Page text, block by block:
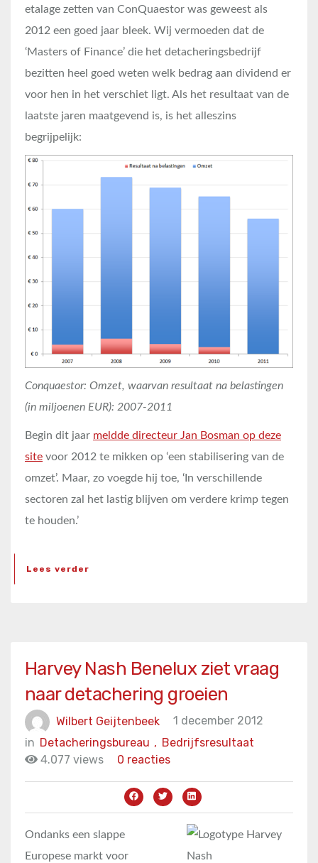
etalage zetten van ConQuaestor was geweest als
2012 een goed jaar bleek. Wij vermoeden dat de
‘Masters of Finance’ die het detacheringsbedrijf
bezitten heel goed weten welk bedrag aan dividend er
voor hen in het verschiet ligt. Als het resultaat van de
laatste jaren maatgevend is, is het alleszins
begrijpelijk:
Conquaestor: Omzet, waarvan resultaat na belastingen
(in miljoenen EUR): 2007-2011
Begin dit jaar meldde directeur Jan Bosman op deze
site voor 2012 te mikken op ‘een stabilisering van de
omzet’. Maar, zo voegde hij toe, ‘In verschillende
sectoren zal het lastig blijven om verdere krimp tegen
te houden.’
Lees verder
Harvey Nash Benelux ziet vraag
naar detachering groeien
Wilbert Geijtenbeek
1 december 2012
in
Bedrijfsresultaat
Detacheringsbureau ,
4.077 views
0 reacties
Ondanks een slappe
Europese markt voor